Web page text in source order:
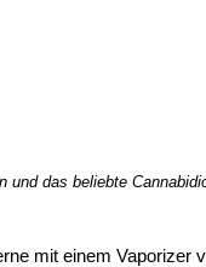
und das beliebte
mit einem